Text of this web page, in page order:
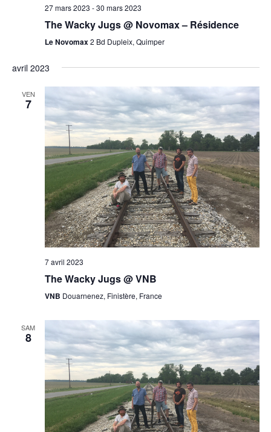
27 mars 2023 -30 mars 2023
The Wacky Jugs @ Novomax – Résidence
Le Novomax2 Bd Dupleix, Quimper
avril 2023
VEN
7
7 avril 2023
The Wacky Jugs @ VNB
VNB Douarnenez, Finistère, France
SAM
8